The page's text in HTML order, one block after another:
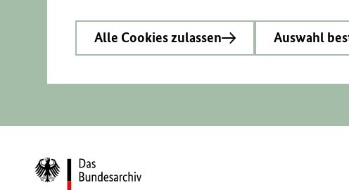
Alle Cookies zulassen Auswahl
Zur
Startseite